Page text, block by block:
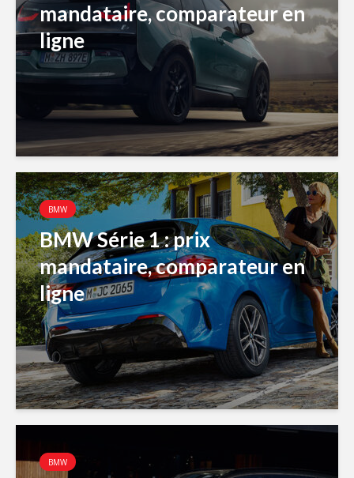
mandataire, comparateur en
ligne
BMW
BMW Série 1 : prix
mandataire, comparateur en
ligne
BMW